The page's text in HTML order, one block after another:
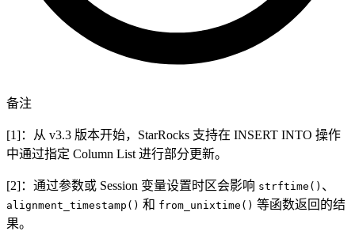
备注
[1]：从 v3.3 版本开始，StarRocks 支持在 INSERT INTO 操作
中通过指定 Column List 进行部分更新。
[2]：通过参数或 Session 变量设置时区会影响 strftime() 、
alignment_timestamp() 和 from_unixtime() 等函数返回的结
果。